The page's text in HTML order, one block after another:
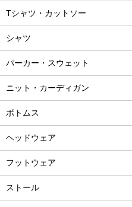
Tシャツ・カットソー
シャツ
パーカー・スウェット
ニット・カーディガン
ボトムス
ヘッドウェア
フットウェア
ストール